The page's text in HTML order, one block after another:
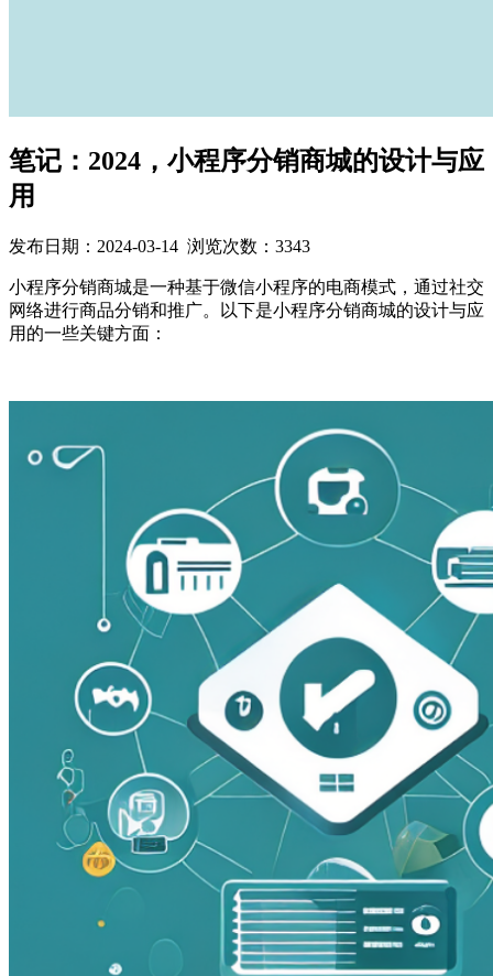
笔记：2024，小程序分销商城的设计与应
用
发布日期： 2024-03-14 浏览次数：3343
小程序分销商城是一种基于微信小程序的电商模式，通过社交
网络进行商品分销和推广。以下是小程序分销商城的设计与应
用的一些关键方面：